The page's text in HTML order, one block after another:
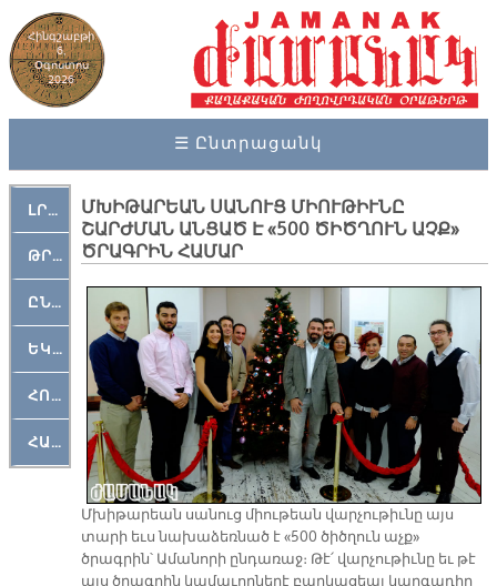
Հինգշաբթի
6,
Օգոստոս
2026
☰ Ընտրացանկ
ԼՐԱՀՈՍ
ԹՐՔԱՀԱՅ ԿԵԱՆՔ
ԸՆԿԵՐԱՄՇԱԿՈՒԹԱՅԻՆ
ԵԿԵՂԵՑԱԿԱՆ
ՀՈԳԵՄՏԱՒՈՐ
ՀԱՐԹԱԿ
ՄԽԻԹԱՐԵԱՆ ՍԱՆՈՒՑ ՄԻՈՒԹԻՒՆԸ
ՇԱՐԺՄԱՆ ԱՆՑԱԾ Է «500 ԾԻԾՂՈՒՆ ԱՉՔ»
ԾՐԱԳՐԻՆ ՀԱՄԱՐ
Մխի­թա­րեան սա­նուց միու­թեան վար­չու­թիւ­նը այս
տա­րի եւս նա­խա­ձեռ­նած է «500 ծիծ­ղուն աչք»
ծրագրին՝ Ա­մա­նո­րի ըն­դա­ռաջ։ Թէ՛ վար­չու­թիւ­նը եւ թէ
այս ծրագ­րին կա­մա­ւոր­նե­րէ բաղ­կա­ցեալ կար­գա­դիր